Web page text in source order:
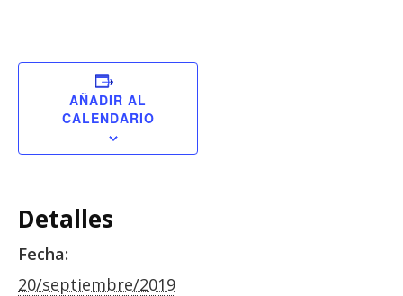
AÑADIR AL
CALENDARIO
Detalles
Fecha:
20/septiembre/2019